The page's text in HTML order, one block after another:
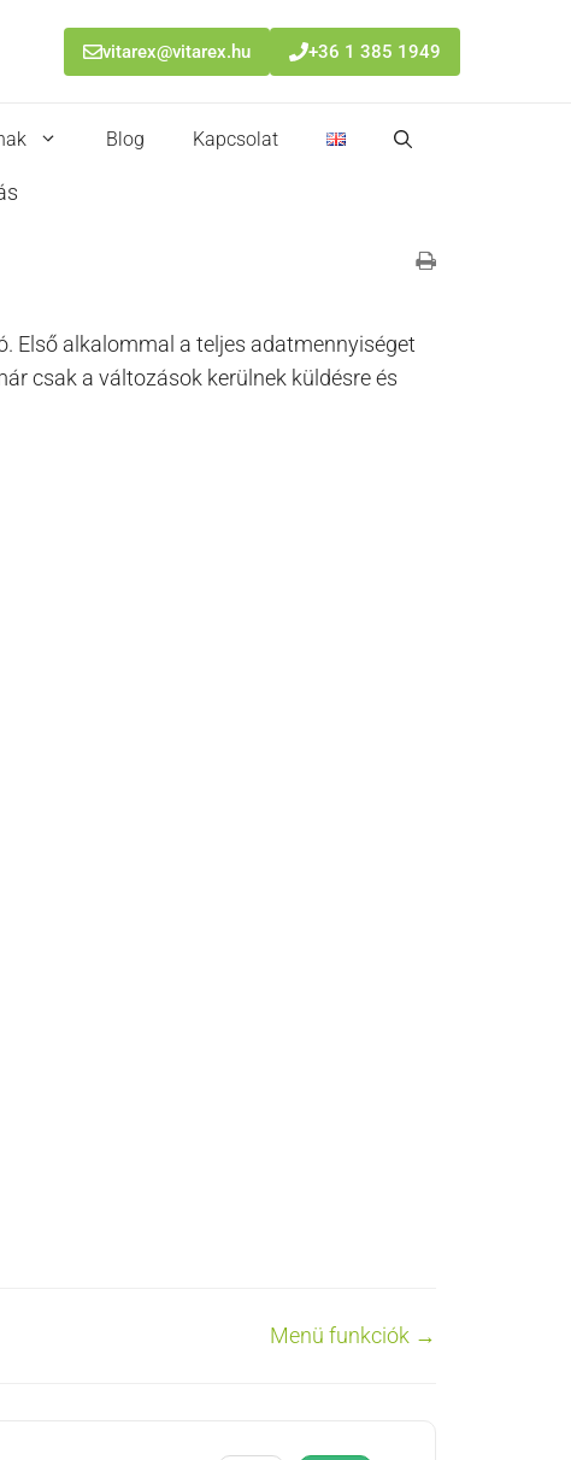
vitarex@vitarex.hu +36 1 385 1949
Blog Kapcsolat
Első alkalommal a teljes adatmennyiséget
csak a változások kerülnek küldésre és
Menü funkciók →